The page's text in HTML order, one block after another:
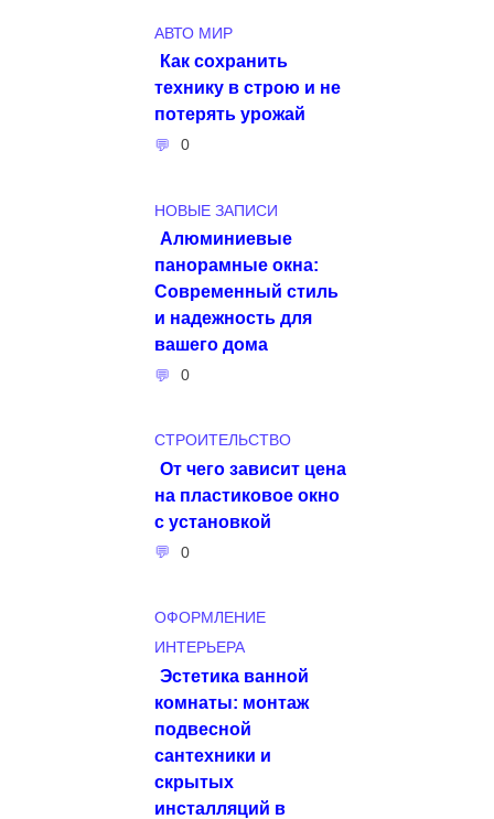
АВТО МИР
Как сохранить
технику в строю и не
потерять урожай
0
НОВЫЕ ЗАПИСИ
Алюминиевые
панорамные окна:
Современный стиль
и надежность для
вашего дома
0
СТРОИТЕЛЬСТВО
От чего зависит цена
на пластиковое окно
с установкой
0
ОФОРМЛЕНИЕ
ИНТЕРЬЕРА
Эстетика ванной
комнаты: монтаж
подвесной
сантехники и
скрытых
инсталляций в